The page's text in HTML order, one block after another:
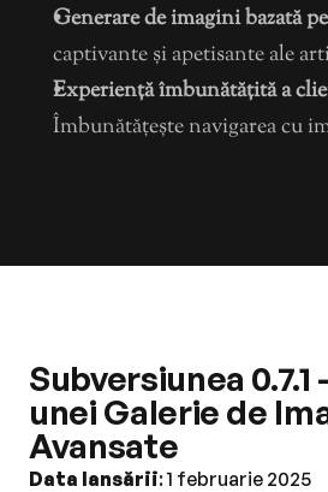
Generare de imagini bazată
captivante și apetisante ale
Experiență îmbunătățită a
Îmbunătățește navigarea cu
Subversiunea 0.7.1
unei Galerie de
Avansate
Data lansării: 1 februarie 2025